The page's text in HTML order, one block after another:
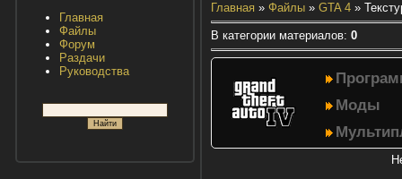
Главная
Файлы
Форум
Раздачи
Руководства
Главная» Файлы» GTA 4»
В категории материалов: 0
Моды